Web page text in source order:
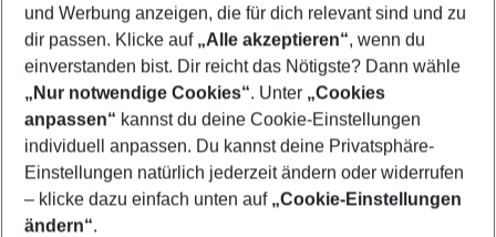
Flug & Hotel Ibiza Stadt
Footer
Footer navigation
Über uns
AGB
Bestpreisgarantie
und Werbung anzeigen, die für dich relevant sind und zu
dir passen. Klicke auf „Alle akzeptieren“, wenn du
einverstanden bist. Dir reicht das Nötigste? Dann wähle
„Nur notwendige Cookies“. Unter „Cookies
anpassen“ kannst du deine Cookie-Einstellungen
individuell anpassen. Du kannst deine Privatsphäre-
Einstellungen natürlich jederzeit ändern oder widerrufen
– klicke dazu einfach unten auf „Cookie-Einstellungen
ändern“.